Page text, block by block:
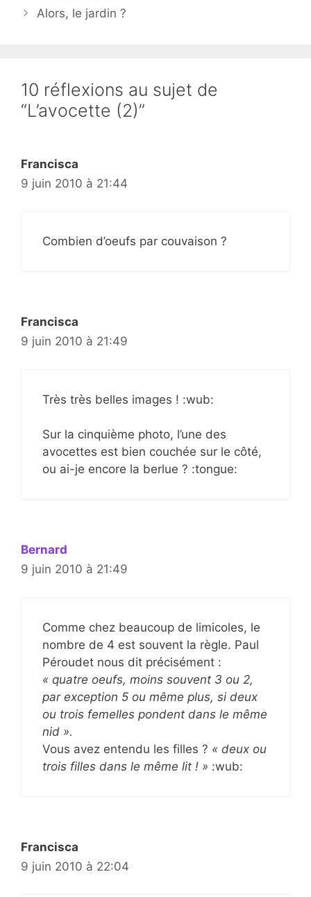
Alors, le jardin ?
10 réflexions au sujet de
“L’avocette (2)”
Francisca
9 juin 2010 à 21:44
Combien d’oeufs par couvaison ?
Francisca
9 juin 2010 à 21:49
Très très belles images ! :wub:
Sur la cinquième photo, l’une des
avocettes est bien couchée sur le côté,
ou ai-je encore la berlue ? :tongue:
Bernard
9 juin 2010 à 21:49
Comme chez beaucoup de limicoles, le
nombre de 4 est souvent la règle. Paul
Péroudet nous dit précisément :
« quatre oeufs, moins souvent 3 ou 2,
par exception 5 ou même plus, si deux
ou trois femelles pondent dans le même
nid ».
Vous avez entendu les filles ? « deux ou
trois filles dans le même lit ! » :wub:
Francisca
9 juin 2010 à 22:04